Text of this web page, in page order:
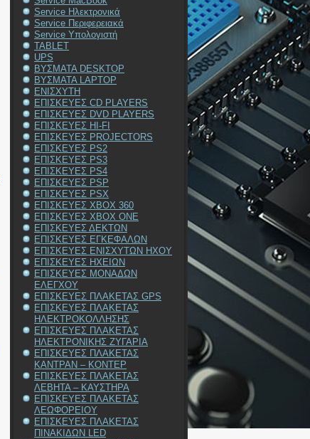
Service Ηλεκτρονικά
Service Περιφερειακά
Service Υπολογιστή
TABLET
UPS
ΒΥΣΜΑΤΑ DESKTOP
ΒΥΣΜΑΤΑ LAPTOP
ΕΝΙΣΧΥΤΗ
ΕΠΙΣΚΕΥΕΣ CD PLAYERS
ΕΠΙΣΚΕΥΕΣ DVD PLAYERS
ΕΠΙΣΚΕΥΕΣ HI-FI
ΕΠΙΣΚΕΥΕΣ PROJECTORS
ΕΠΙΣΚΕΥΕΣ PS2
ΕΠΙΣΚΕΥΕΣ PS3
ΕΠΙΣΚΕΥΕΣ PS4
ΕΠΙΣΚΕΥΕΣ PSP
ΕΠΙΣΚΕΥΕΣ PSX
ΕΠΙΣΚΕΥΕΣ XBOX 360
ΕΠΙΣΚΕΥΕΣ XBOX ONE
ΕΠΙΣΚΕΥΕΣ ΔΕΚΤΩΝ
ΕΠΙΣΚΕΥΕΣ ΕΓΚΕΦΑΛΩΝ
ΕΠΙΣΚΕΥΕΣ ΕΝΙΣΧΥΤΩΝ ΗΧΟΥ
ΕΠΙΣΚΕΥΕΣ ΗΧΕΙΩΝ
ΕΠΙΣΚΕΥΕΣ ΜΟΝΑΔΩΝ
ΕΛΕΓΧΟΥ
ΕΠΙΣΚΕΥΕΣ ΠΛΑΚΕΤΑΣ GPS
ΕΠΙΣΚΕΥΕΣ ΠΛΑΚΕΤΑΣ
ΗΛΕΚΤΡΟΚΟΛΛΗΣΗΣ
ΕΠΙΣΚΕΥΕΣ ΠΛΑΚΕΤΑΣ
ΗΛΕΚΤΡΟΝΙΚΗΣ ΖΥΓΑΡΙΑ
ΕΠΙΣΚΕΥΕΣ ΠΛΑΚΕΤΑΣ
ΚΑΝΤΡΑΝ – ΚΟΝΤΕΡ
ΕΠΙΣΚΕΥΕΣ ΠΛΑΚΕΤΑΣ
ΛΕΒΗΤΑ – ΚΑΥΣΤΗΡΑ
ΕΠΙΣΚΕΥΕΣ ΠΛΑΚΕΤΑΣ
ΛΕΩΦΟΡΕΙΟΥ
ΕΠΙΣΚΕΥΕΣ ΠΛΑΚΕΤΑΣ
ΠΙΝΑΚΙΔΩΝ LED